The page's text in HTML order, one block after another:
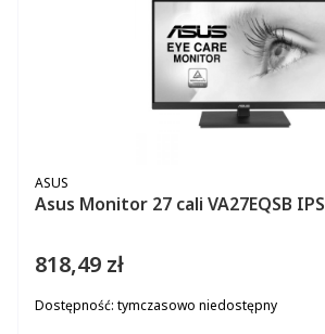
Asus Monitor 27 cali VA27EQSB IPS
PRODUCENT
ASUS
Cena
818,49 zł
Dostępność: tymczasowo niedostępny